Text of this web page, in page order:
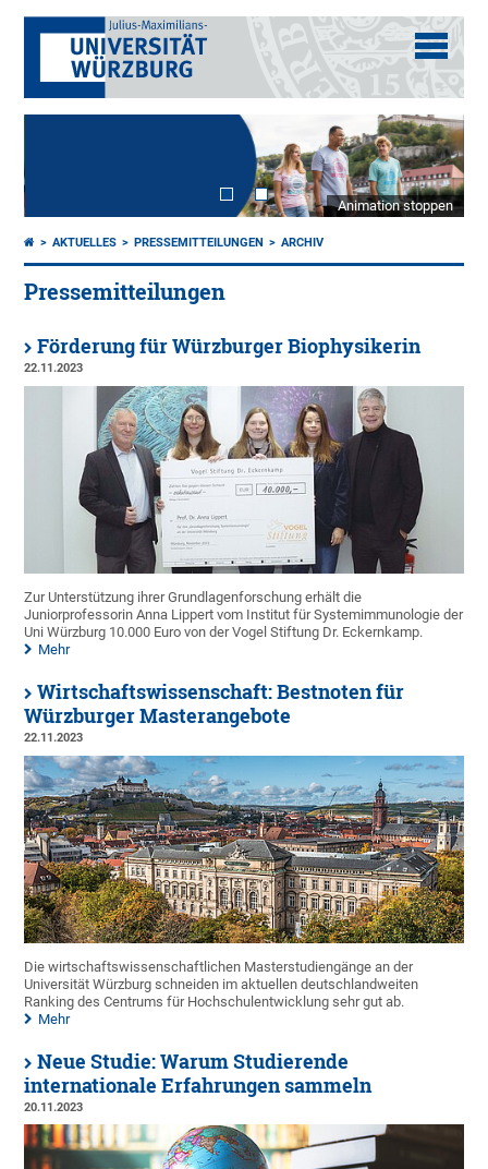
Animation stoppen
AKTUELLES PRESSEMITTEILUNGEN ARCHIV
Pressemitteilungen
Förderung für Würzburger Biophysikerin
22.11.2023
Zur Unterstützung ihrer Grundlagenforschung erhält die
Juniorprofessorin Anna Lippert vom Institut für Systemimmunologie der
Uni Würzburg 10.000 Euro von der Vogel Stiftung Dr. Eckernkamp.
Mehr
Wirtschaftswissenschaft: Bestnoten für
Würzburger Masterangebote
22.11.2023
Die wirtschaftswissenschaftlichen Masterstudiengänge an der
Universität Würzburg schneiden im aktuellen deutschlandweiten
Ranking des Centrums für Hochschulentwicklung sehr gut ab.
Mehr
Neue Studie: Warum Studierende
internationale Erfahrungen sammeln
20.11.2023